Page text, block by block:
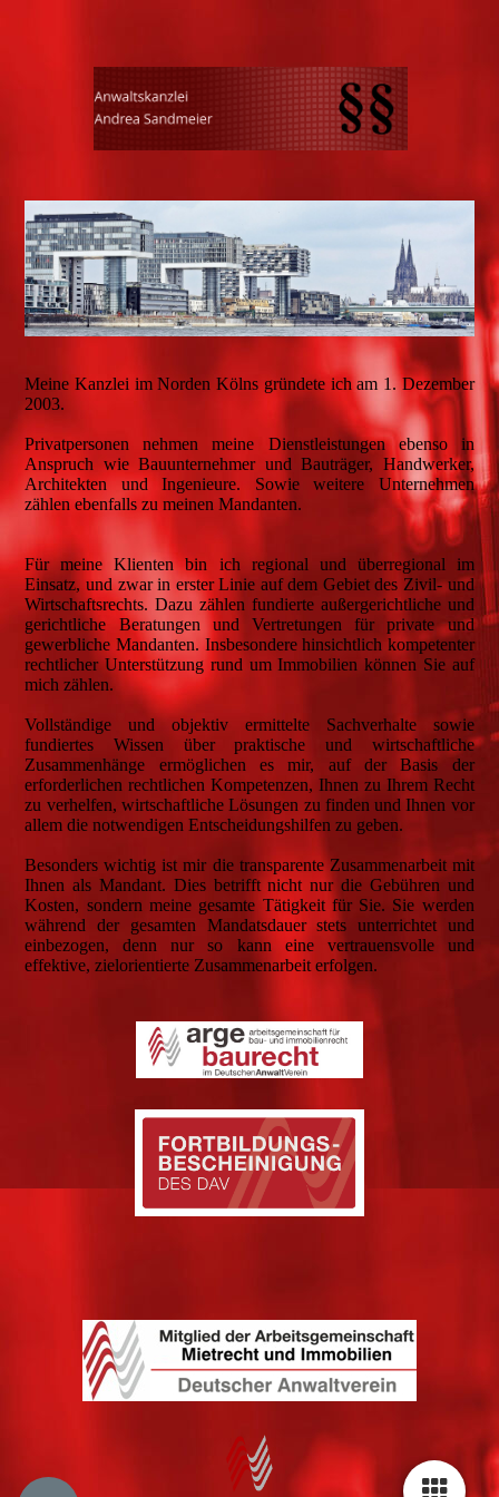
Meine Kanzlei im Norden Kölns gründete ich am 1. Dezember
2003.
Privatpersonen nehmen meine Dienstleistungen ebenso in
Anspruch wie Bauunternehmer und Bauträger, Handwerker,
Architekten und Ingenieure. Sowie weitere Unternehmen
zählen ebenfalls zu meinen Mandanten.
Für meine Klienten bin ich regional und überregional im
Einsatz, und zwar in erster Linie auf dem Gebiet des Zivil- und
Wirtschaftsrechts. Dazu zählen fundierte außergerichtliche und
gerichtliche Beratungen und Vertretungen für private und
gewerbliche Mandanten. Insbesondere hinsichtlich kompetenter
rechtlicher Unterstützung rund um Immobilien können Sie auf
mich zählen.
Vollständige und objektiv ermittelte Sachverhalte sowie
fundiertes Wissen über praktische und wirtschaftliche
Zusammenhänge ermöglichen es mir, auf der Basis der
erforderlichen rechtlichen Kompetenzen, Ihnen zu Ihrem Recht
zu verhelfen, wirtschaftliche Lösungen zu finden und Ihnen vor
allem die notwendigen Entscheidungshilfen zu geben.
Besonders wichtig ist mir die transparente Zusammenarbeit mit
Ihnen als Mandant. Dies betrifft nicht nur die Gebühren und
Kosten, sondern meine gesamte Tätigkeit für Sie. Sie werden
während der gesamten Mandatsdauer stets unterrichtet und
einbezogen, denn nur so kann eine vertrauensvolle und
effektive, zielorientierte Zusammenarbeit erfolgen.